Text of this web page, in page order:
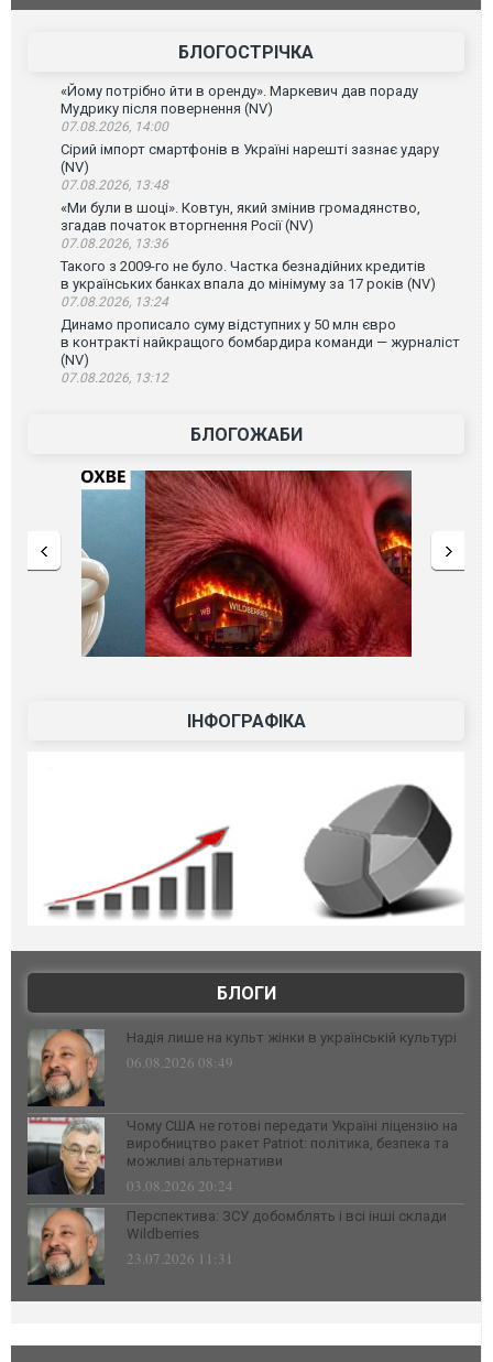
склад Wildberries. ФОТО. ВІДЕО
БЛОГОСТРІЧКА
«Йому потрібно йти в оренду». Маркевич дав пораду
Мудрику після повернення (NV)
07.08.2026, 14:00
Сірий імпорт смартфонів в Україні нарешті зазнає удару
(NV)
07.08.2026, 13:48
«Ми були в шоці». Ковтун, який змінив громадянство,
згадав початок вторгнення Росії (NV)
07.08.2026, 13:36
Такого з 2009-го не було. Частка безнадійних кредитів
в українських банках впала до мінімуму за 17 років (NV)
07.08.2026, 13:24
Динамо прописало суму відступних у 50 млн євро
в контракті найкращого бомбардира команди — журналіст
(NV)
07.08.2026, 13:12
БЛОГОЖАБИ
ІНФОГРАФІКА
БЛОГИ
Надія лише на культ жінки в українській культурі
06.08.2026 08:49
Чому США не готові передати Україні ліцензію на
виробництво ракет Patriot: політика, безпека та
можливі альтернативи
03.08.2026 20:24
Перспектива: ЗСУ добомблять і всі інші склади
Wildberries
23.07.2026 11:31